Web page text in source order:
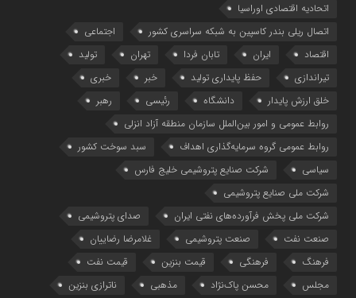
اتحادیه اقتصادی اوراسیا
اتصال ریلی بندر کاسپین به شبکه سراسری کشور
اجتماعی
اقتصاد
ایران تابان فردا تهران
تولید
تیراندازی
حفظ پایداری تولید خبر
خبری
خلق ارزش پایدار
دانشگاه رئیسی
رهبر
روابط عمومی و امور بین‌الملل سازمان منطقه آزاد انزلی
روابط عمومی گروه سرمایه‌گذاری اهداف
سبد سوخت کشور
سیاسی
شرکت صنایع پتروشیمی خلیج فارس
شرکت ملی صنایع پتروشیمی
شرکت ملی پخش فرآورده‌های نفتی ایران
صدای پتروشیمی
صنعت نفت
صنعت پتروشیمی
غلامرضا رضاییان
فرهنگ
فرهنگی قیمت بنزین
قیمت نفت
مجلس
محسن پاک‌نژاد مذهبی ناترازی بنزین